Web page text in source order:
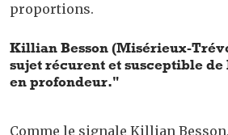
proportions.
Killian Besson (Misérieux-
sujet récurent et susceptible
en profondeur."
Comme le signale Killian